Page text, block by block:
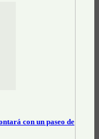
con un paseo de